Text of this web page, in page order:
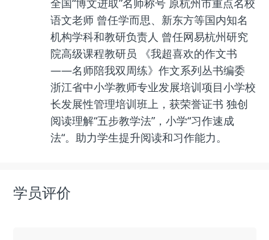
全国“博文进取”名师称号 原杭州市重点名校
语文老师 曾任学而思、新东方等国内知名
机构学科和教研负责人 曾任网易杭州研究
院高级课程教研员 《我超喜欢的作文书
——名师陪我双周练》作文系列丛书编委
浙江省中小学教师专业发展培训项目小学校
长发展性管理培训班上，获荣誉证书 独创
阅读理解“五步教学法”，小学“习作速成
法“。助力学生提升阅读和习作能力。
学员评价